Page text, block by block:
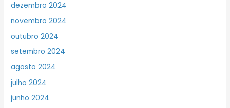
dezembro 2024
novembro 2024
outubro 2024
setembro 2024
agosto 2024
julho 2024
junho 2024